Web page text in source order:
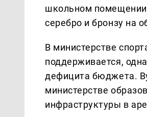
школьном
серебро и бронзу на
В министерстве
поддерживается,
дефицита бюджета.
министерстве
инфраструктуры в